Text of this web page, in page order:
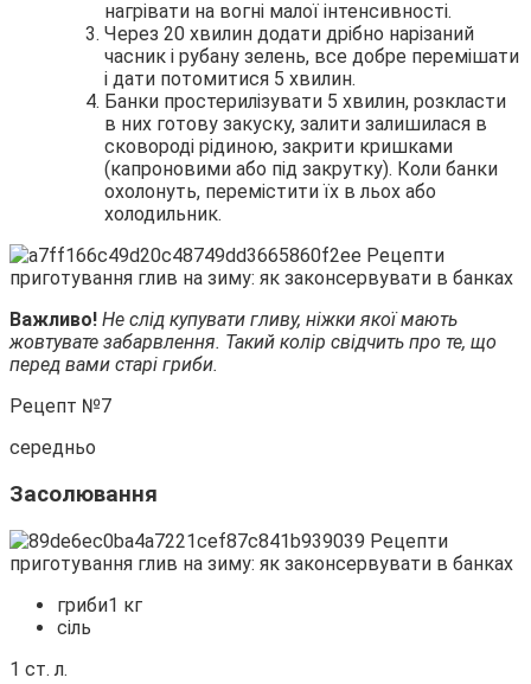
нагрівати на вогні малої інтенсивності.
Через 20 хвилин додати дрібно нарізаний
часник і рубану зелень, все добре перемішати
і дати потомитися 5 хвилин.
Банки простерилізувати 5 хвилин, розкласти
в них готову закуску, залити залишилася в
сковороді рідиною, закрити кришками
(капроновими або під закрутку). Коли банки
охолонуть, перемістити їх в льох або
холодильник.
Важливо! Не слід купувати гливу, ніжки якої мають
жовтувате забарвлення. Такий колір свідчить про те, що
перед вами старі гриби.
Рецепт №7
середньо
Засолювання
гриби1 кг
сіль
1 ст. л.